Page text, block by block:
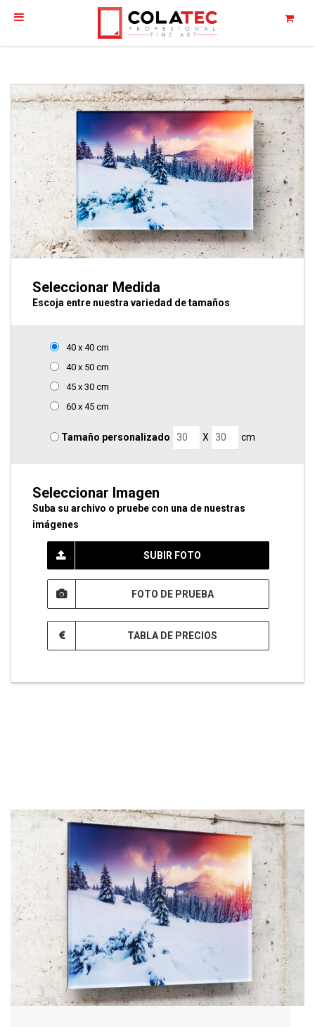
Seleccionar Medida
Escoja entre nuestra variedad de tamaños
40 x 40 cm
40 x 50 cm
45 x 30 cm
60 x 45 cm
Tamaño personalizado X cm
Seleccionar Imagen
Suba su archivo o pruebe con una de nuestras
imágenes
SUBIR FOTO
FOTO DE PRUEBA
TABLA DE PRECIOS